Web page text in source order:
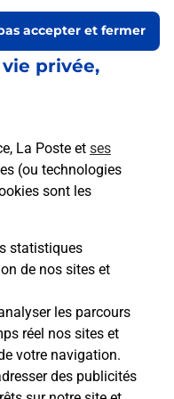
privée,
La Poste et ses
(ou technologies
sont les
statistiques
de nos sites et
les parcours
réel nos sites et
votre navigation.
des publicités
accepter et fermer
vendredi